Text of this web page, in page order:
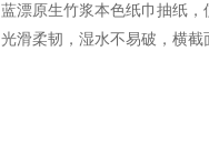
蓝漂原生竹浆本色纸巾抽纸
光滑柔韧，湿水不易破，横截